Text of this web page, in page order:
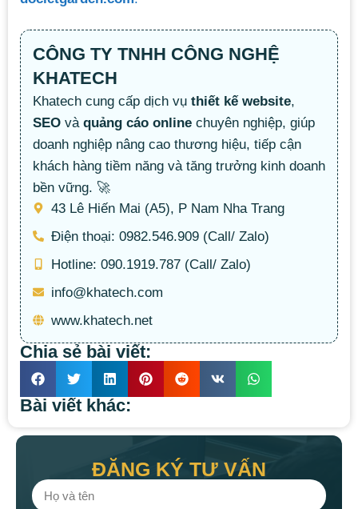
CÔNG TY TNHH CÔNG NGHỆ
KHATECH
Khatech cung cấp dịch vụ thiết kế website,
SEO và quảng cáo online chuyên nghiệp, giúp
doanh nghiệp nâng cao thương hiệu, tiếp cận
khách hàng tiềm năng và tăng trưởng kinh doanh
bền vững. 🚀
43 Lê Hiến Mai (A5), P Nam Nha Trang
Điện thoại: 0982.546.909 (Call/ Zalo)
Hotline: 090.1919.787 (Call/ Zalo)
info@khatech.com
www.khatech.net
Chia sẻ bài viết:
Bài viết khác:
ĐĂNG KÝ TƯ VẤN